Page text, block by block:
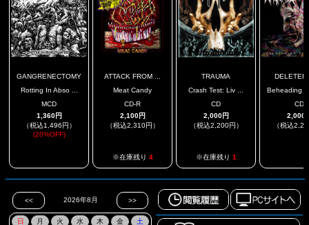
GANGRENECTOMY
Rotting In Abso ...
MCD
1,360円
（税込1,496円）
(20%OFF)
ATTACK FROM ...
Meat Candy
CD-R
2,100円
（税込2,310円）
※在庫残り 4
TRAUMA
Crash Test: Liv ...
CD
2,000円
（税込2,200円）
※在庫残り 1
Beheading
CD
2,000
（税込